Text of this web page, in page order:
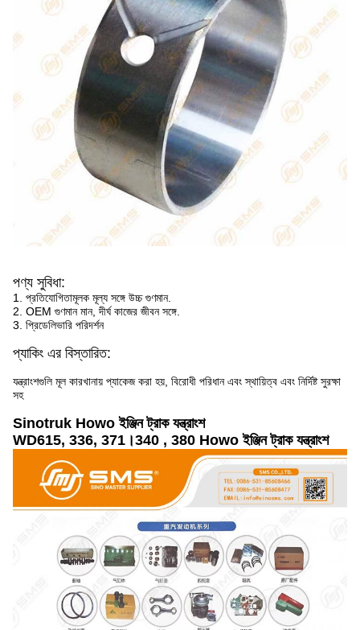
পণ্য সুবিধা:
1. প্রতিযোগিতামূলক মূল্য সঙ্গে উচ্চ গুণমান.
2. OEM গুণমান মান, দীর্ঘ কাজের জীবন সঙ্গে.
3. প্রিডেলিভারি পরিদর্শন
প্যাকিং এর বিস্তারিত:
যন্ত্রাংশগুলি মূল কারখানায় প্যাকেজ করা হয়, বিরোধী পরিধান এবং স্থায়িত্ব এবং নির্দিষ্ট সুরক্ষা
সহ
Sinotruk Howo ইঞ্জিন ট্রাক যন্ত্রাংশ
WD615, 336, 371।340 , 380 Howo ইঞ্জিন ট্রাক যন্ত্রাংশ